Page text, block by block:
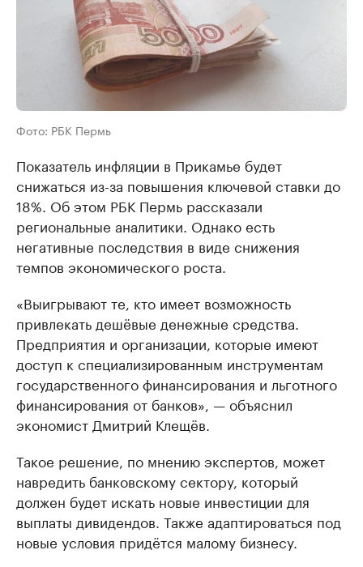
Фото: РБК Пермь
Показатель инфляции в Прикамье будет
снижаться из-за повышения ключевой ставки до
18%. Об этом РБК Пермь рассказали
региональные аналитики. Однако есть
негативные последствия в виде снижения
темпов экономического роста.
«Выигрывают те, кто имеет возможность
привлекать дешёвые денежные средства.
Предприятия и организации, которые имеют
доступ к специализированным инструментам
государственного финансирования и льготного
финансирования от банков», — объяснил
экономист Дмитрий Клещёв.
Такое решение, по мнению экспертов, может
навредить банковскому сектору, который
должен будет искать новые инвестиции для
выплаты дивидендов. Также адаптироваться под
новые условия придётся малому бизнесу.